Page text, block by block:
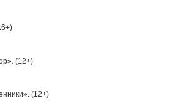
(12+)
(12+)